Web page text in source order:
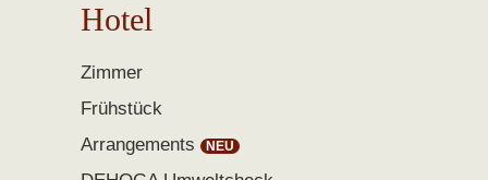
Hotel
Zimmer
Frühstück
Arrangements